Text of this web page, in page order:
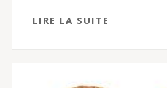
LIRE LA SUITE